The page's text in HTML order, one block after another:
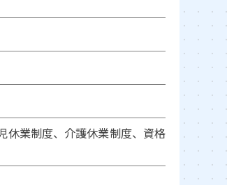
休業制度、介護休業制度、資格